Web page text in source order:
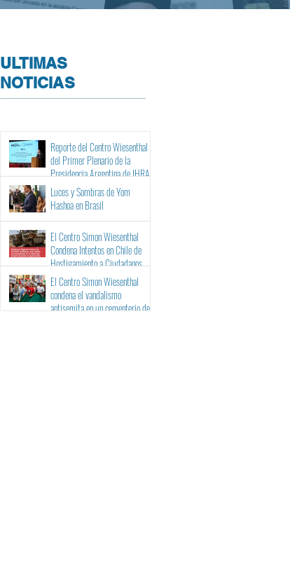
ULTIMAS
NOTICIAS
Reporte del Centro Wiesenthal
del Primer Plenario de la
Presidencia Argentina de IHRA
Luces y Sombras de Yom
Hashoa en Brasil
El Centro Simon Wiesenthal
Condena Intentos en Chile de
Hostigamiento a Ciudadanos
Israelíes y Binacionales ante sus
Tribunales
El Centro Simon Wiesenthal
condena el vandalismo
antisemita en un cementerio de